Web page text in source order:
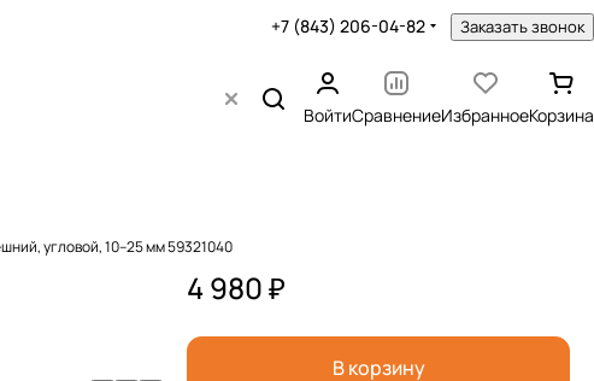
+7 (843) 206-04-82 Заказать звонок
ВойтиСравнениеИзбранноеКорзина
угловой, 10–25 мм 59321040
4 980 ₽
В корзину